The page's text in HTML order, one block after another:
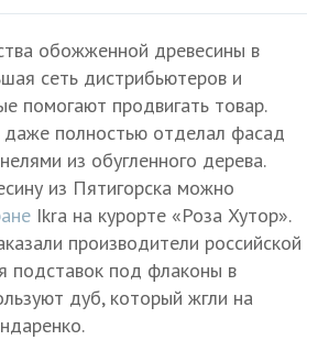
обожженной древесины в
сеть дистрибьютеров и
помогают продвигать товар.
даже полностью отделал фасад
из обугленного дерева.
из Пятигорска можно
Ikra на курорте «Роза Хутор».
производители российской
подставок под флаконы в
дуб, который жгли на